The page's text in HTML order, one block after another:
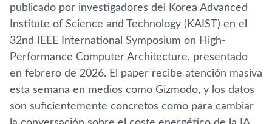
publicado por investigadores del Korea Advanced
Institute of Science and Technology (KAIST) en el
32nd IEEE International Symposium on High-
Performance Computer Architecture, presentado
en febrero de 2026. El paper recibe atención masiva
esta semana en medios como Gizmodo, y los datos
son suficientemente concretos como para cambiar